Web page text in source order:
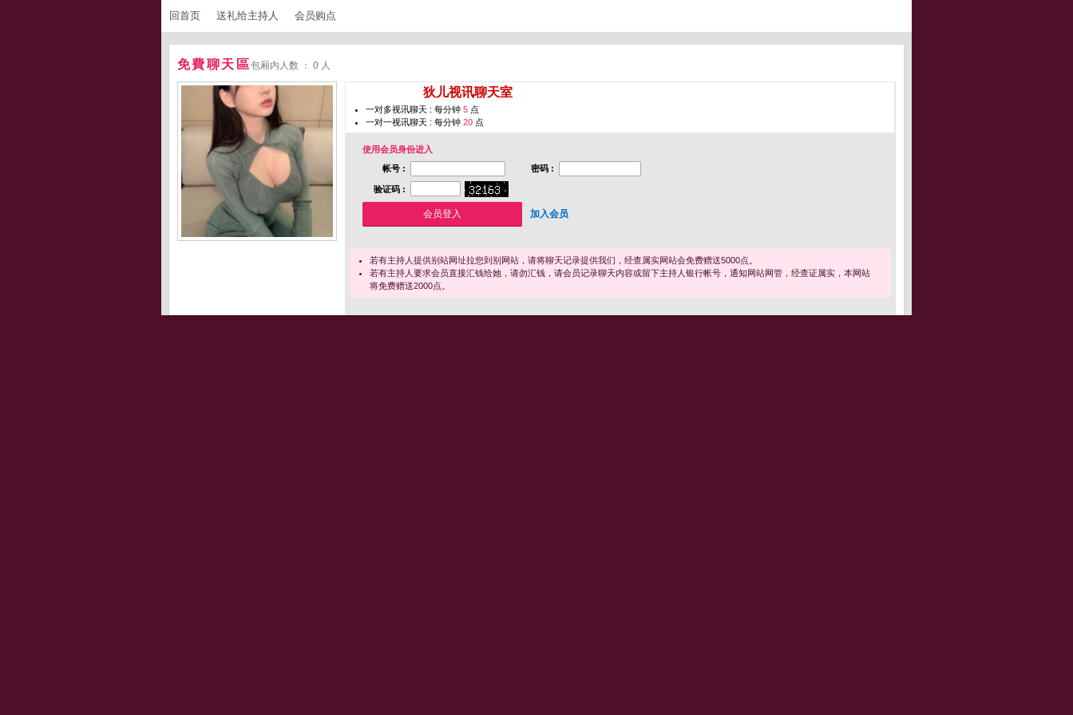
回首页 送礼给主持人 会员购点
免費聊天區包厢内人数 ： 0 人
狄儿视讯聊天室
一对多视讯聊天 : 每分钟 5 点
一对一视讯聊天 : 每分钟 20 点
使用会员身份进入
帐号 :
密码 :
验证码 :
加入会员
若有主持人提供别站网址拉您到别网站，请将聊天记录提供我们，经查属实网站会免费赠送5000点。
若有主持人要求会员直接汇钱给她，请勿汇钱，请会员记录聊天内容或留下主持人银行帐号，通知网站网管，经查证属实，本网站
将免费赠送2000点。